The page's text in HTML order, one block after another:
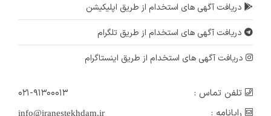
دریافت آگهی های استخدام از طریق اپلیکیشن
دریافت آگهی های استخدام از طریق تلگرام
دریافت آگهی های استخدام از طریق اینستاگرام
تلفن تماس :
۰۲۱-۹۱۳۰۰۰۱۳
رایانامه :
info@iranestekhdam.ir